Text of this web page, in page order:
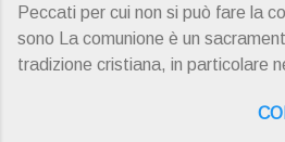
D on Enzo Boninsegna , per
Pupatoro,16 – 37134 Verona Tel.
338990 8824
bellissimo libro di Georges
Peccati per cui non si può fare la
sono La comunione è un
tradizione cristiana, in particolare
di Cristo sotto forma di pane e